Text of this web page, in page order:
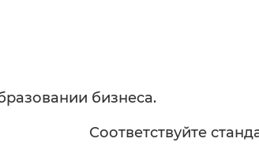
бизнеса.
Соответствуйте